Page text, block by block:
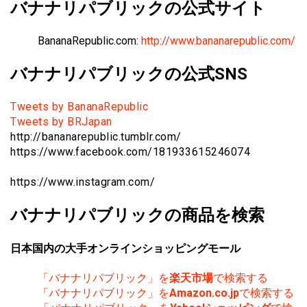
バナナリパブリックの公式サイト
BananaRepublic.com: http://www.bananarepublic.com/
バナナリパブリックの公式SNS
Tweets by BananaRepublic
Tweets by BRJapan
http://bananarepublic.tumblr.com/
https://www.facebook.com/181933615246074
https://www.instagram.com/
バナナリパブリックの商品を検索
日本国内の大手オンラインショッピングモール
「バナナリパブリック」を楽天市場で検索する
「バナナリパブリック」をAmazon.co.jpで検索する